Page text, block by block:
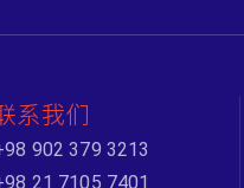
系我们
902 379 3213
21 7105 7401